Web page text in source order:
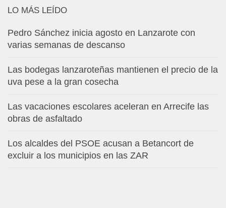
LO MÁS LEÍDO
Pedro Sánchez inicia agosto en Lanzarote con
varias semanas de descanso
Las bodegas lanzaroteñas mantienen el precio de la
uva pese a la gran cosecha
Las vacaciones escolares aceleran en Arrecife las
obras de asfaltado
Los alcaldes del PSOE acusan a Betancort de
excluir a los municipios en las ZAR